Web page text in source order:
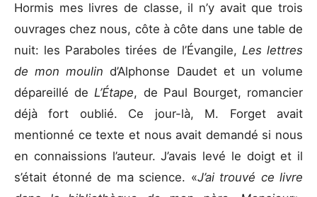
Hormis mes livres de classe, il n’y avait que trois
ouvrages chez nous, côte à côte dans une table de
nuit: les Paraboles tirées de l’Évangile, Les lettres
de mon moulind’Alphonse Daudet et un volume
dépareillé deL’Étape, de Paul Bourget, romancier
déjà fort oublié. Ce jour-là, M. Forget avait
mentionné ce texte et nous avait demandé si nous
en connaissions l’auteur. J’avais levé le doigt et il
s’était étonné de ma science. «J’ai trouvé ce livre